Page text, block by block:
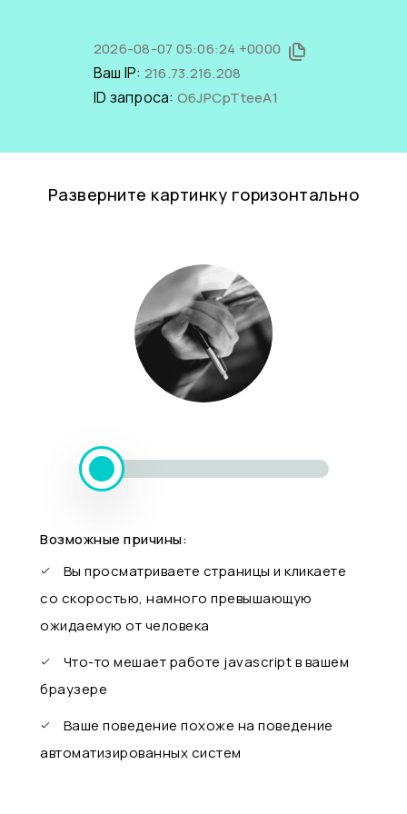
2026-08-07 05:06:24 +0000
Ваш IP: 216.73.216.208
ID запроса: O6JPCpTteeA1
Разверните картинку горизонтально
Возможные причины:
Вы просматриваете страницы и кликаете
со скоростью, намного превышающую
ожидаемую от человека
Что-то мешает работе javascript в вашем
браузере
Ваше поведение похоже на поведение
автоматизированных систем